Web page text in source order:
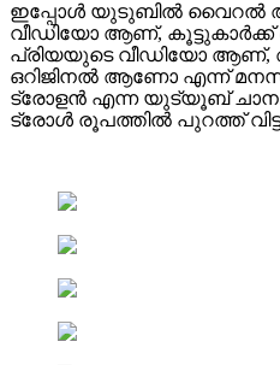
ഇപ്പോള്‍ യുടുബില്‍ വൈറല്‍
വീഡിയോ ആണ്, കൂട്ടുകാര്‍ക്ക്
പ്രിയയുടെ വീഡിയോ
ഒറിജിനല്‍ ആണോ എന്ന്
ട്രോളന്‍ എന്ന യുട്യൂബ്
ട്രോള്‍ രൂപത്തില്‍ പുറത്ത്